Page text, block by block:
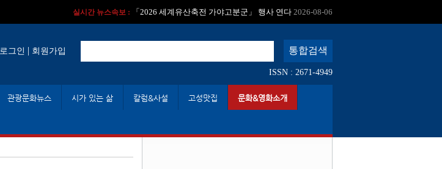
실시간 뉴스속보 : 「2026 세계유산축전 가야고분군」 행사 연다 2026-08-06
로그인 | 회원가입
ISSN : 2671-4949
관광문화뉴스 시가 있는 삶 칼럼&사설 고성맛집 문화&영화소개